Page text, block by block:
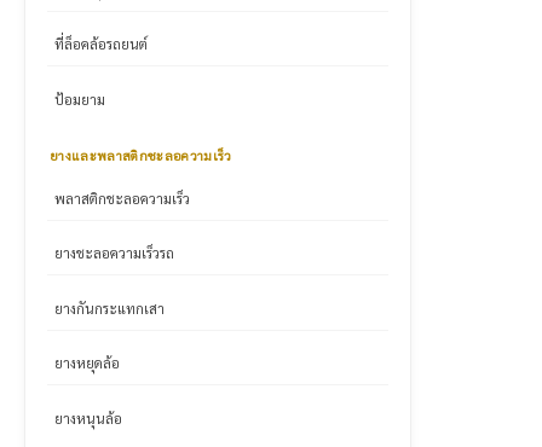
ที่ล็อคล้อรถยนต์
ป้อมยาม
ยางและพลาสติกชะลอความเร็ว
พลาสติกชะลอความเร็ว
ยางชะลอความเร็วรถ
ยางกันกระแทกเสา
ยางหยุดล้อ
ยางหนุนล้อ